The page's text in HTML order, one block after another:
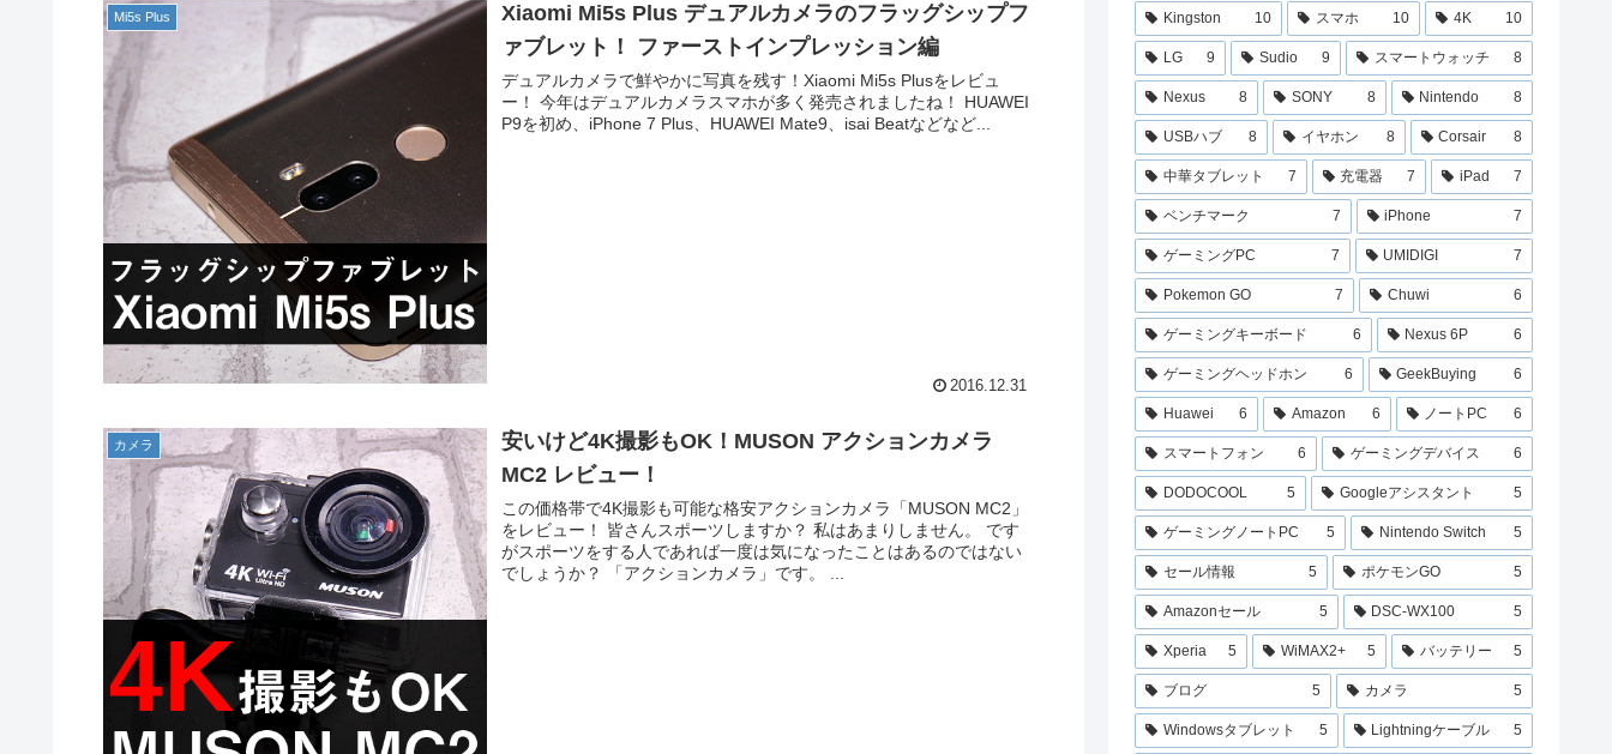
Mi5s Plus
Xiaomi Mi5s Plus デュアルカメラのフラッグシップフ
ァブレット！ ファーストインプレッション編
デュアルカメラで鮮やかに写真を残す！Xiaomi Mi5s Plusをレビュ
ー！ 今年はデュアルカメラスマホが多く発売されましたね！ HUAWEI
P9を初め、iPhone 7 Plus、HUAWEI Mate9、isai Beatなどなど...
2016.12.31
カメラ
安いけど4K撮影もOK！MUSON アクションカメラ
MC2 レビュー！
この価格帯で4K撮影も可能な格安アクションカメラ「MUSON MC2」
をレビュー！ 皆さんスポーツしますか？ 私はあまりしません。 です
がスポーツをする人であれば一度は気になったことはあるのではない
でしょうか？ 「アクションカメラ」です。 ...
Kingston 10 スマホ 10 4K 10
LG 9 Sudio 9 スマートウォッチ 8
Nexus 8 SONY 8 Nintendo 8
USBハブ 8 イヤホン 8 Corsair 8
中華タブレット 7 充電器 7 iPad 7
ベンチマーク 7 iPhone 7
ゲーミングPC 7 UMIDIGI 7
Pokemon GO 7 Chuwi 6
ゲーミングキーボード 6 Nexus 6P 6
ゲーミングヘッドホン 6 GeekBuying 6
Huawei 6 Amazon 6 ノートPC 6
スマートフォン 6 ゲーミングデバイス 6
DODOCOOL 5 Googleアシスタント 5
ゲーミングノートPC 5 Nintendo Switch 5
セール情報 5 ポケモンGO 5
Amazonセール 5 DSC-WX100 5
Xperia 5 WiMAX2+ 5 バッテリー 5
ブログ 5 カメラ 5
Windowsタブレット 5 Lightningケーブル 5